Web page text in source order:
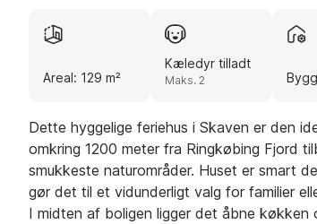
Areal: 129 m²
Kæledyr tilladt
Maks. 2
Dette hyggelige feriehus i Skaven er den
omkring 1200 meter fra Ringkøbing Fjord
smukkeste naturområder. Huset er smart
gør det til et vidunderligt valg for familier
I midten af boligen ligger det åbne